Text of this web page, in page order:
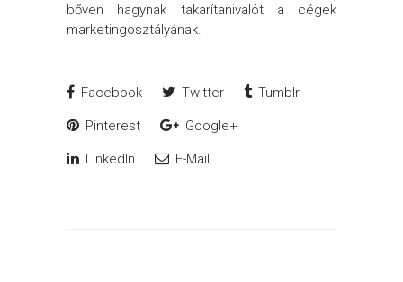
bőven hagynak takarítanivalót a cégek
marketingosztályának.
Facebook Twitter Tumblr
Pinterest Google+
LinkedIn E-Mail